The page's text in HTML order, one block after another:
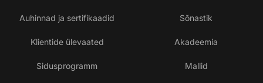
Auhinnad ja sertifikaadid
Klientide ülevaated
Sidusprogramm
Sõnastik
Akadeemia
Mallid